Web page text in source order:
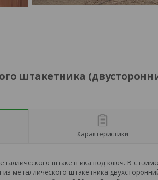
штакетника
Характеристики
штакетника под ключ. В
металлического штакетника